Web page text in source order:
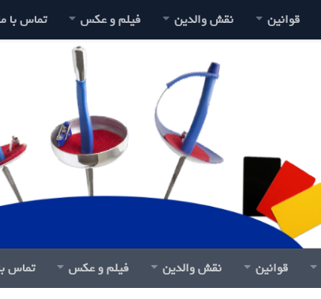
قوانین نقش والدین فیلم و عکس تماس با
قوانین نقش والدین فیلم و عکس تماس